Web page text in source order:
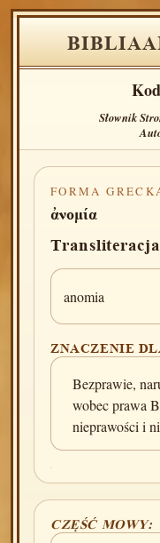
Słownik
FORMA
ἀνομία
anomia
ZNACZENIE
Bezprawie,
wobec prawa
nieprawości i
CZĘŚĆ MOWY: